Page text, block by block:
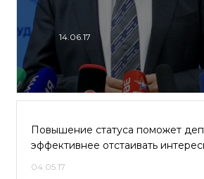
14.06.17
Повышение статуса поможет
эффективнее отстаивать
04.05.17